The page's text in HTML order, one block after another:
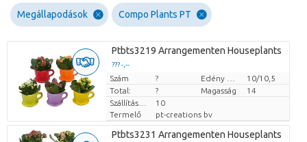
Megállapodások Compo Plants PT
Ptbts3219 Arrangementen Houseplants
??? -,--
Darabb ár
Szám ?
10/10,5
Total:
? Magasság
14
Szállítási magasság
10
Termelő
pt-creations bv
Ptbts3231 Arrangementen Houseplants